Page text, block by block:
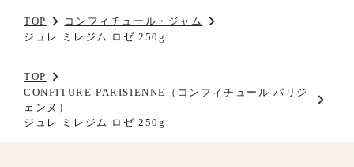
TOP
コンフィチュール・ジャム
ジュレ ミレジム ロゼ 250g
TOP
CONFITURE PARISIENNE（コンフィチュール パリジ
ェンヌ）
ジュレ ミレジム ロゼ 250g